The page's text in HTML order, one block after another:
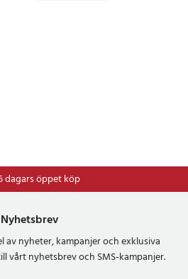
dagars öppet köp
⭐Frakt 49kr *
Nyhetsbrev
av nyheter, kampanjer och exklusiva
vårt nyhetsbrev och SMS-kampanjer.